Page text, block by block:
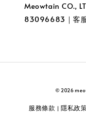
Meowtain CO.,
83096683｜客
© 2026
服務條款 | 隱私政